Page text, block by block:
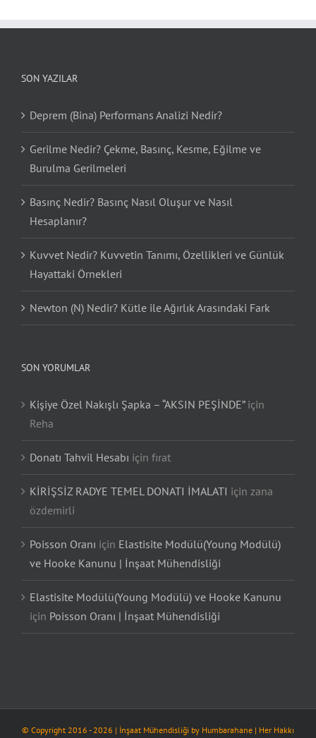
SON YAZILAR
Deprem (Bina) Performans Analizi Nedir?
Gerilme Nedir? Çekme, Basınç, Kesme, Eğilme ve
Burulma Gerilmeleri
Basınç Nedir? Basınç Nasıl Oluşur ve Nasıl
Hesaplanır?
Kuvvet Nedir? Kuvvetin Tanımı, Özellikleri ve Günlük
Hayattaki Örnekleri
Newton (N) Nedir? Kütle ile Ağırlık Arasındaki Fark
SON YORUMLAR
Kişiye Özel Nakışlı Şapka – “AKSIN PEŞİNDE”için
Reha
Donatı Tahvil Hesabı için fırat
KİRİŞSİZ RADYE TEMEL DONATI İMALATI için zana
özdemirli
Poisson Oranı için Elastisite Modülü(Young Modülü)
ve Hooke Kanunu | İnşaat Mühendisliği
Elastisite Modülü(Young Modülü) ve Hooke Kanunu
için Poisson Oranı | İnşaat Mühendisliği
© Copyright 2016 - 2026 | İnşaat Mühendisliği by Humbarahane | Her Hakkı